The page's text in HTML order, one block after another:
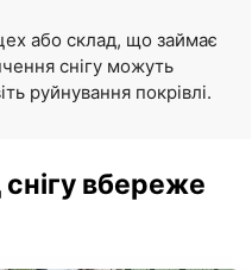
або склад, що займає
снігу можуть
руйнування покрівлі.
вбереже